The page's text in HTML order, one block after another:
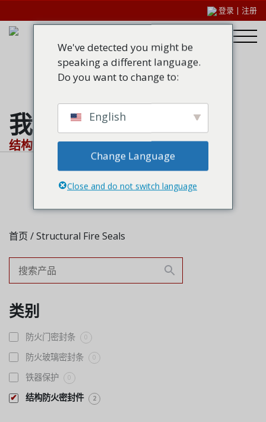
登录 | 注册
我们的产品
结构防火密封件
首页 / Structural Fire Seals
类别
防火门密封条 0
防火玻璃密封条 0
铁器保护 0
结构防火密封件 2
We've detected you might be
speaking a different language.
Do you want to change to:
English
Change Language
Close and do not switch language